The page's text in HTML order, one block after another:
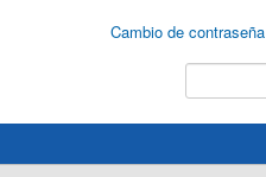
Cambio de contraseña